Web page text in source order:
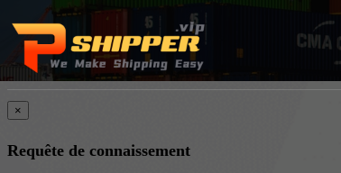
×
Requête de connaissement